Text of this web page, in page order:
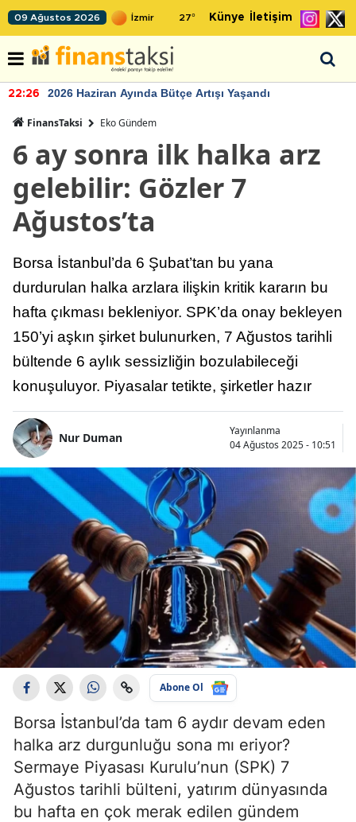
09 Ağustos 2026 27° Künye İletişim
22:26 2026 Haziran Ayında Bütçe Artışı Yaşandı
FinansTaksi Eko Gündem
6 ay sonra ilk halka arz
gelebilir: Gözler 7
Ağustos’ta
Borsa İstanbul’da 6 Şubat’tan bu yana
durdurulan halka arzlara ilişkin kritik kararın bu
hafta çıkması bekleniyor. SPK’da onay bekleyen
150’yi aşkın şirket bulunurken, 7 Ağustos tarihli
bültende 6 aylık sessizliğin bozulabileceği
konuşuluyor. Piyasalar tetikte, şirketler hazır
Nur Duman
Yayınlanma
04 Ağustos 2025 - 10:51
Abone Ol
Borsa İstanbul’da tam 6 aydır devam eden
halka arz durgunluğu sona mı eriyor?
Sermaye Piyasası Kurulu’nun (SPK) 7
Ağustos tarihli bülteni, yatırım dünyasında
bu hafta en çok merak edilen gündem